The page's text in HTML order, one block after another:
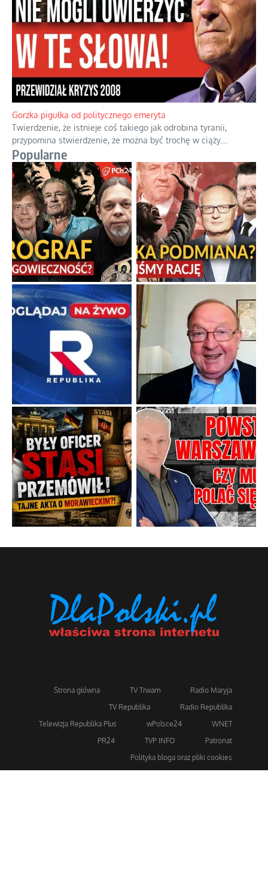
Gorzka pigułka od politycznego emeryta
Twierdzenie, że istnieje coś takiego jak odrobina tyranii,
przypomina stwierdzenie, że można być trochę w ciąży.
Popularne
Strona główna TV Trwam
Radio Maryja
TV Republika
Radio Republika
Telewizja Republika Plus
wPolsce24
WNET
PR24
TVP INFO
Patronat
Polityka bloga oraz pliki cookies